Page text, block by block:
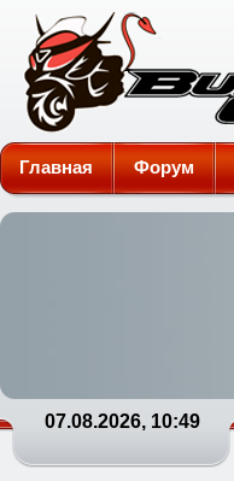
Burgman-Club
Главная Форум
07.08.2026, 10:49